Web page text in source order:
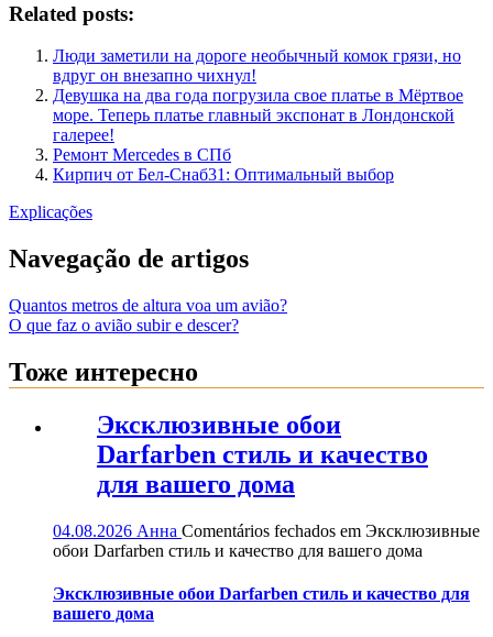
Related posts:
Люди заметили на дороге необычный комок грязи, но
вдруг он внезапно чихнул!
Девушка на два года погрузила свое платье в Мёртвое
море. Теперь платье главный экспонат в Лондонской
галерее!
Ремонт Mercedes в СПб
Кирпич от Бел-Снаб31: Оптимальный выбор
Explicações
Navegação de artigos
Quantos metros de altura voa um avião?
O que faz o avião subir e descer?
Тоже интересно
Эксклюзивные обои
Darfarben стиль и качество
для вашего дома
04.08.2026 Анна Comentários fechados em Эксклюзивные
обои Darfarben стиль и качество для вашего дома
Эксклюзивные обои Darfarben стиль и качество для
вашего дома